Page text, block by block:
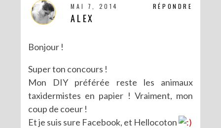
RÉPONDRE
MAI 7, 2014
ALEX
Bonjour !
Super ton concours !
Mon DIY préférée reste les animaux
taxidermistes en papier ! Vraiment, mon
coup de coeur !
Et je suis sure Facebook, et Hellocoton